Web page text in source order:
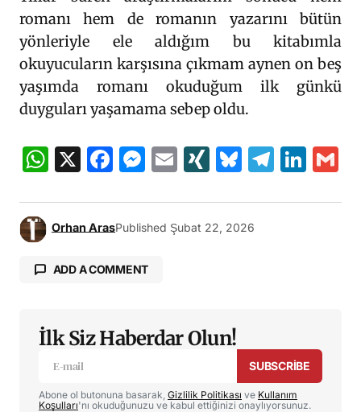
romanı hem de romanın yazarını bütün
yönleriyle ele aldığım bu kitabımla
okuyucuların karşısına çıkmam aynen on beş
yaşımda romanı okuduğum ilk günkü
duyguları yaşamama sebep oldu.
WhatsApp
X Facebook
Messenger
Email
XINGBluesky
Orhan ArasPublished Şubat 22, 2026
ADD A COMMENT
E-posta adresiniz yayınlanmayacak.
Yorumunuz*
İlk Siz Haberdar Olun!
SUBSCRIBE
Abone ol butonuna basarak, Gizlilik Politikası ve Kullanım
Koşulları'nı okuduğunuzu ve kabul ettiğinizi onaylıyorsunuz.